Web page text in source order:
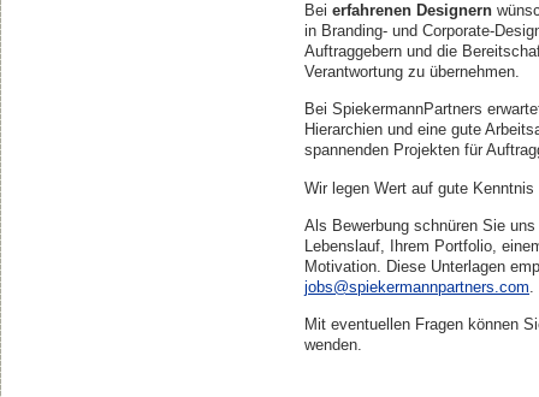
Bei erfahrenen Designern
in Branding- und Corporate-
Auftraggebern und die
Verantwortung zu übernehmen.
Bei SpiekermannPartners
Hierarchien und eine gute
spannenden Projekten für
Wir legen Wert auf gute
Als Bewerbung schnüren Sie
Lebenslauf, Ihrem Portfolio,
Motivation. Diese Unterlagen
jobs@spiekermannpartners.com.
Mit eventuellen Fragen können
wenden.